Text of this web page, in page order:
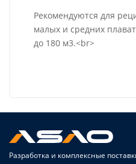
Рекомендуются для
малых и средних
до 180 м3.<br>
Разработка и комплексные